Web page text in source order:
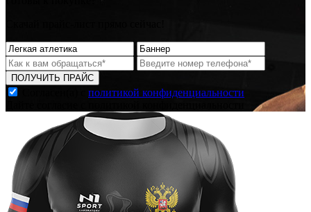
ПОЛУЧИТЬ ПРАЙС
политикой конфиденциальности